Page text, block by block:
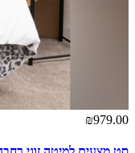
₪979.00